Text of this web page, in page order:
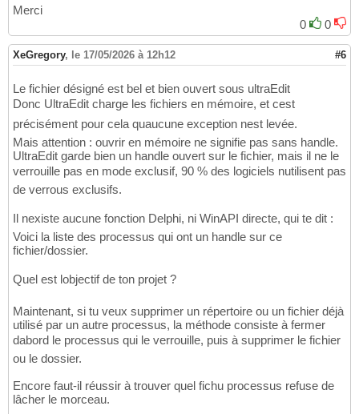
Merci
0
0
XeGregory, le 17/05/2026 à 12h12 #6
Le fichier désigné est bel et bien ouvert sous ultraEdit
Donc UltraEdit charge les fichiers en mémoire, et cest
précisément pour cela quaucune exception nest levée.
Mais attention : ouvrir en mémoire ne signifie pas sans handle.
UltraEdit garde bien un handle ouvert sur le fichier, mais il ne le
verrouille pas en mode exclusif, 90 % des logiciels nutilisent pas
de verrous exclusifs.
Il nexiste aucune fonction Delphi, ni WinAPI directe, qui te dit :
Voici la liste des processus qui ont un handle sur ce
fichier/dossier.
Quel est lobjectif de ton projet ?
Maintenant, si tu veux supprimer un répertoire ou un fichier déjà
utilisé par un autre processus, la méthode consiste à fermer
dabord le processus qui le verrouille, puis à supprimer le fichier
ou le dossier.
Encore faut-il réussir à trouver quel fichu processus refuse de
lâcher le morceau.